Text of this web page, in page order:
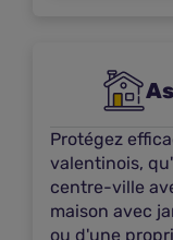
Agence
5 RUE
26000
Protégez
valentinois,
centre-ville
maison avec
ou d'une